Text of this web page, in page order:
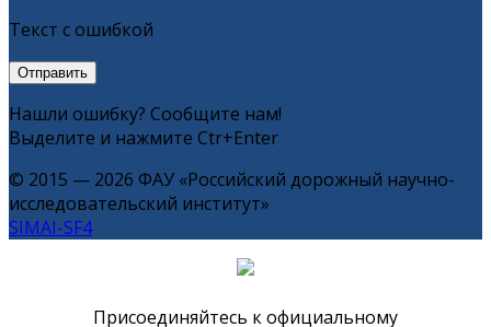
Текст с ошибкой
Нашли ошибку? Сообщите нам!
Выделите и нажмите Ctr+Enter
© 2015 — 2026 ФАУ «Российский дорожный научно-
исследовательский институт»
SIMAI-SF4
Присоединяйтесь к официальному